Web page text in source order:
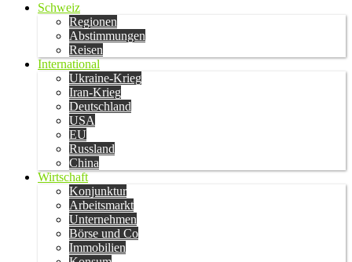
Schweiz
Regionen
Abstimmungen
Reisen
International
Ukraine-Krieg
Iran-Krieg
Deutschland
USA
EU
Russland
China
Wirtschaft
Konjunktur
Arbeitsmarkt
Unternehmen
Börse und Co
Immobilien